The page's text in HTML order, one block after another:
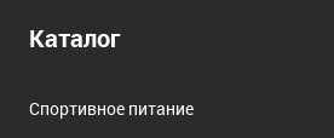
Каталог
Спортивное питание